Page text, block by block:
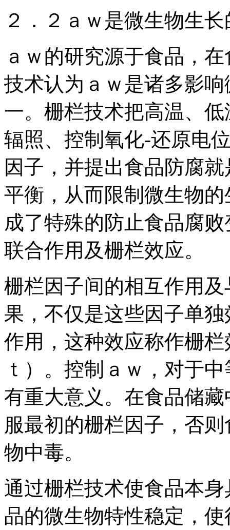
２．２ａｗ是微生物生
ａｗ的研究源于食品，
技术认为ａｗ是诸多影
一。栅栏技术把高温、
辐照、控制氧化-还原电
因子，并提出食品防腐
平衡，从而限制微生物
成了特殊的防止食品腐
联合作用及栅栏效应。
栅栏因子间的相互作用
果，不仅是这些因子单
作用，这种效应称作栅
ｔ）。控制ａｗ，对于
有重大意义。在食品储
服最初的栅栏因子，否
物中毒。
通过栅栏技术使食品本
品的微生物特性稳定，